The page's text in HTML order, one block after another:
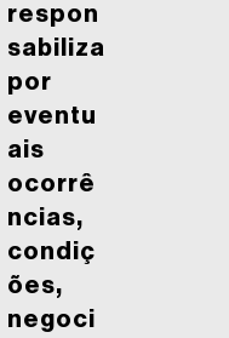
respon
sabiliza
por
eventu
ais
ocorrê
ncias,
condiç
ões,
negoci